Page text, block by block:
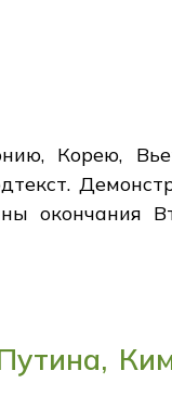
Корею,
окончания